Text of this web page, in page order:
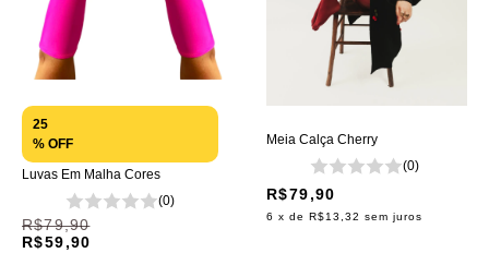
25
% OFF
Luvas Em Malha Cores
(0)
R$79,90
R$59,90
Meia Calça Cherry
(0)
R$79,90
6 x de R$13,32 sem juros